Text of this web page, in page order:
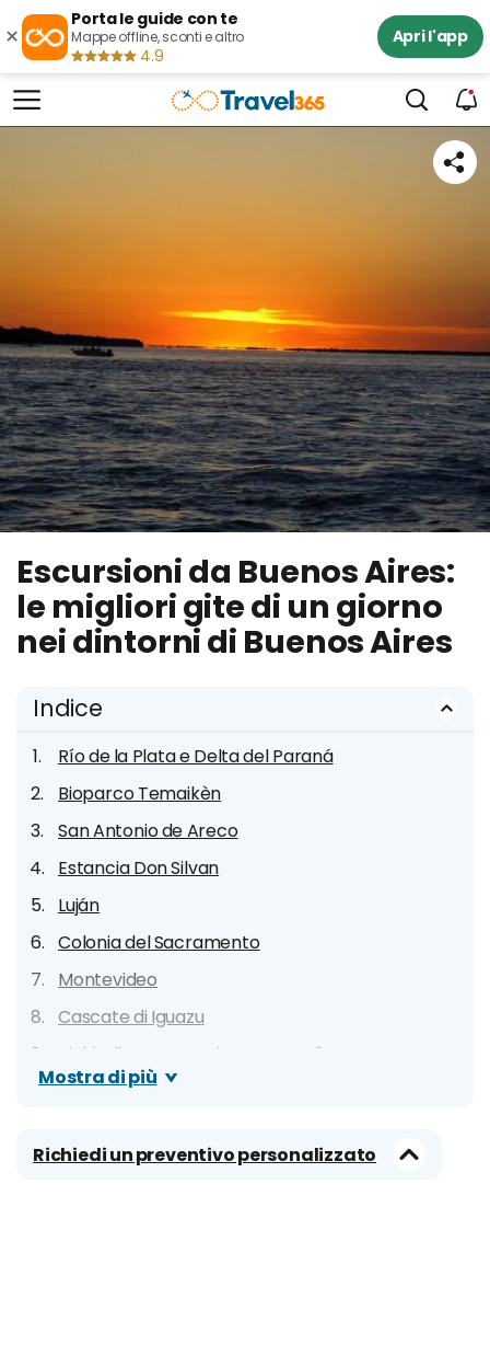
×
Porta le guide con te
Mappe offline, sconti e altro
4.9
Apri l'app
Escursioni da Buenos Aires:
le migliori gite di un giorno
nei dintorni di Buenos Aires
Indice
Río de la Plata e Delta del Paraná
Bioparco Temaikèn
San Antonio de Areco
Estancia Don Silvan
Luján
Colonia del Sacramento
Montevideo
Cascate di Iguazu
Richiedi un preventivo personalizzato
Mostra di più
Richiedi un preventivo personalizzato